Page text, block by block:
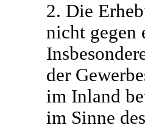
2. Die
nicht gegen
der
im Inland
im Sinne